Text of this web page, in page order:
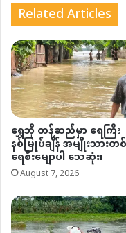
Related Articles
ရွှေဘို တန့်ဆည်မှာ ရေကြီး
နစ်မြုပ်ချိန် အမျိုးသားတ
ရေစီးမျောပါ သေဆုံး၊
August 7, 2026